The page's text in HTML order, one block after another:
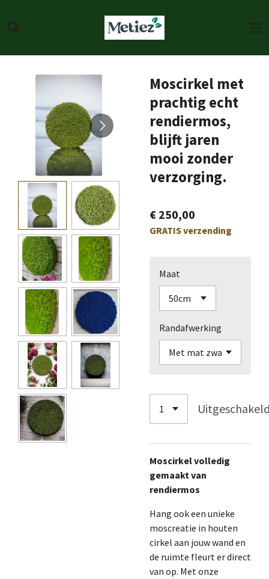
direct
de
Moscirkel met
prachtig echt
rendiermos,
blijft jaren
mooi zonder
verzorging.
€ 250,00
GRATIS verzending
Maat
Randafwerking
Moscirkel volledig
gemaakt van
rendiermos
Hang ook een unieke
moscreatie in houten
cirkel aan jouw wand en
de ruimte fleurt er direct
van op. Met onze